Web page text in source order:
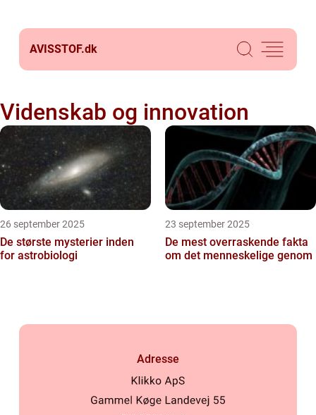
AVISSTOF.dk
Videnskab og innovation
26 september 2025
De største mysterier inden
for astrobiologi
23 september 2025
De mest overraskende fakta
om det menneskelige genom
Adresse